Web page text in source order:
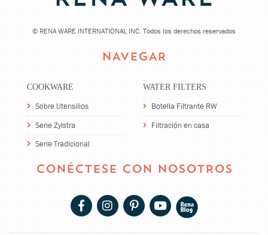
© RENA WARE INTERNATIONAL INC. Todos los derechos reservados
NAVEGAR
COOKWARE
Sobre Utensilios
Serie Zylstra
Serie Tradicional
WATER FILTERS
Botella Filtrante RW
Filtración en casa
CONÉCTESE CON NOSOTROS